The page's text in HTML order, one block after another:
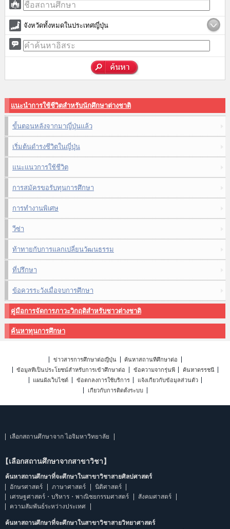
จังหวัดทั้งหมดในประเทศญี่ปุ่น
แนะนำการใช้ชีวิตสำหรับนักศึกษาต่างชาติ
ขั้นตอนหลังจากมาญี่ปุ่นแล้ว
เริ่มต้นดำรงชีวิตในญี่ปุ่น
แนะแนวการใช้ชีวิต
การสมัครขอรับทุนการศึกษา
การทำงานพิเศษ
วีซ่า
ท้าทายกับการแลกเปลี่ยนวัฒนธรรม
ที่ปรึกษา
ข้อควรระวังเมื่อจบการศึกษา
คู่มือการจัดการภาวะวิกฤติสำหรับชาวต่างชาติ
ค้นหาทุนการศึกษา
ข่าวสารการศึกษาต่อญี่ปุ่น
ค้นหาสถานที่ศึกษาต่อ
ข้อมูลที่เป็นประโยชน์สำหรับการเข้าศึกษาต่อ
ข้อความจากรุ่นพี่
ค้นหาดรรชนี
แผนผังเว็บไซต์
ข้อตกลงการใช้บริการ
แจ้งเกี่ยวกับข้อมูลส่วนตัว
เกี่ยวกับการติดตั้งระบบ
เลือกสถานศึกษาจาก ไอจิมหาวิทยาลัย
【เลือกสถานศึกษาจากสาขาวิชา】
ค้นหาสถานศึกษาที่จะศึกษาในสาขาวิชาสายศิลปศาสตร์
อักษรศาสตร์
ภาษาศาสตร์
นิติศาสตร์
เศรษฐศาสตร์・บริหาร・พาณิชยกรรมศาสตร์
สังคมศาสตร์
ความสัมพันธ์ระหว่างประเทศ
ค้นหาสถานศึกษาที่จะศึกษาในสาขาวิชาสายวิทยาศาสตร์